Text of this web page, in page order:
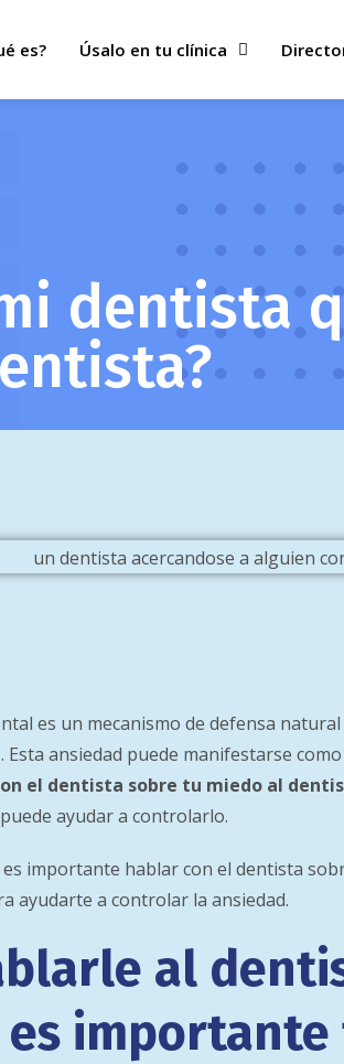
es? Úsalo en tu clínica
dentista
es un mecanismo de defensa
ansiedad puede manifestarse
el dentista sobre tu miedo al
ayudar a controlarlo.
importante hablar con el dentista
ayudarte a controlar la ansiedad.
al
es